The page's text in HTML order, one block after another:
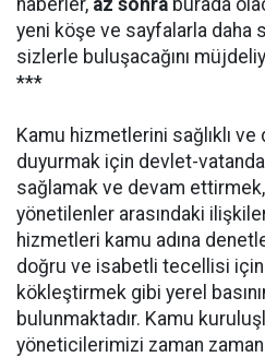
haberler, az sonra burada
yeni köşe ve sayfalarla daha
sizlerle buluşacağını
***
Kamu hizmetlerini sağlıklı
duyurmak için devlet-
sağlamak ve devam
yönetilenler arasındaki
hizmetleri kamu adına
doğru ve isabetli tecellisi
kökleştirmek gibi yerel
bulunmaktadır. Kamu
yöneticilerimizi zaman